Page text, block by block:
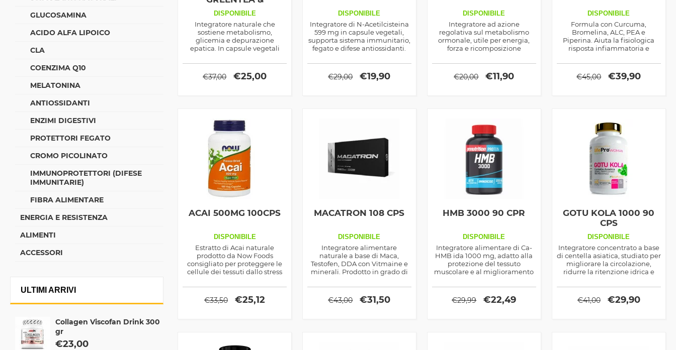
GLUCOSAMINA
ACIDO ALFA LIPOICO
CLA
COENZIMA Q10
MELATONINA
ANTIOSSIDANTI
ENZIMI DIGESTIVI
PROTETTORI FEGATO
CROMO PICOLINATO
IMMUNOPROTETTORI (DIFESE
IMMUNITARIE)
FIBRA ALIMENTARE
ENERGIA E RESISTENZA
ALIMENTI
ACCESSORI
ULTIMI ARRIVI
Collagen Viscofan Drink 300
gr
€23,00
DANDELION 60 CPS
DISPONIBILE
Integratore naturale che
sostiene metabolismo,
glicemia e depurazione
epatica. In capsule vegetali
€37,00 €25,00
DISPONIBILE
Integratore di N-Acetilcisteina
599 mg in capsule vegetali,
supporta sistema immunitario,
fegato e difese antiossidanti.
€29,00 €19,90
DISPONIBILE
Integratore ad azione
regolativa sul metabolismo
ormonale, utile per energia,
forza e ricomposizione
€20,00 €11,90
DISPONIBILE
Formula con Curcuma,
Bromelina, ALC, PEA e
Piperina. Aiuta la fisiologica
risposta infiammatoria e
€45,00 €39,90
ACAI 500MG 100CPS
DISPONIBILE
Estratto di Acai naturale
prodotto da Now Foods
consigliato per proteggere le
cellule dei tessuti dallo stress
formazione dei radicali liberi
€33,50 €25,12
MACATRON 108 CPS
DISPONIBILE
Integratore alimentare
naturale a base di Maca,
Testofen, DDA con Vitmaine e
minerali. Prodotto in grado di
aumentare i livelli di
testosterone libero, ridurre la
stanchezza fisica, migliorare le
€43,00 €31,50
HMB 3000 90 CPR
DISPONIBILE
Integratore alimentare di Ca-
HMB ida 1000 mg, adatto alla
protezione del tessuto
muscolare e al miglioramento
€29,99 €22,49
GOTU KOLA 1000 90
CPS
DISPONIBILE
Integratore concentrato a base
di centella asiatica, studiato per
migliorare la circolazione,
ridurre la ritenzione idrica e
donando alle gambe una
sensazione di leggerezza.
€41,00 €29,90